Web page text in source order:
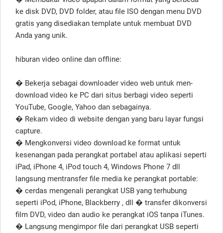
ke disk DVD, DVD folder, atau file ISO dengan menu DVD
gratis yang disediakan template untuk membuat DVD
Anda yang unik.
hiburan video online dan offline:
� Bekerja sebagai downloader video web untuk men-
download video ke PC dari situs berbagi video seperti
YouTube, Google, Yahoo dan sebagainya.
� Rekam video di website dengan yang baru layar fungsi
capture.
� Mengkonversi video download ke format untuk
kesenangan pada perangkat portabel atau aplikasi seperti
iPad, iPhone 4, iPod touch 4, Windows Phone 7 dll
langsung mentransfer file media ke perangkat portable:
� cerdas mengenali perangkat USB yang terhubung
seperti iPod, iPhone, Blackberry , dll � transfer dikonversi
film DVD, video dan audio ke perangkat iOS tanpa iTunes.
� Langsung mengimpor file dari perangkat USB seperti